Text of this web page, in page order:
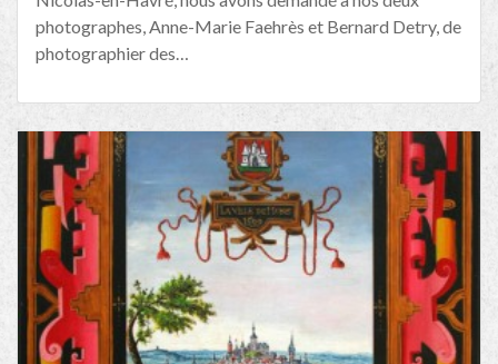
photographes, Anne-Marie Faehrès et Bernard Detry, de
photographier des…